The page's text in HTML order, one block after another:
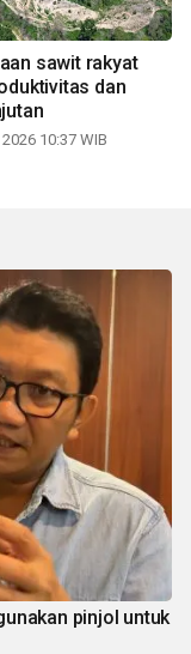
sawit rakyat
dan
10:37 WIB
pinjol untuk